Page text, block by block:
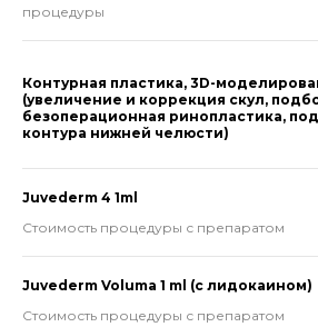
процедуры
Контурная пластика, 3D-
(увеличение и коррекция скул,
безоперационная ринопластика,
контура нижней челюсти)
Juvederm 4 1ml
Стоимость процедуры с препаратом
Juvederm Voluma 1 ml (с лидокаином)
Стоимость процедуры с препаратом